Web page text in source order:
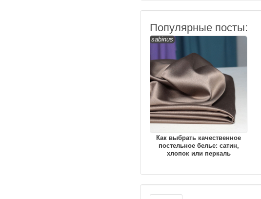
Популярные посты:
sabinus
Как выбрать качественное
постельное белье: сатин,
хлопок или перкаль